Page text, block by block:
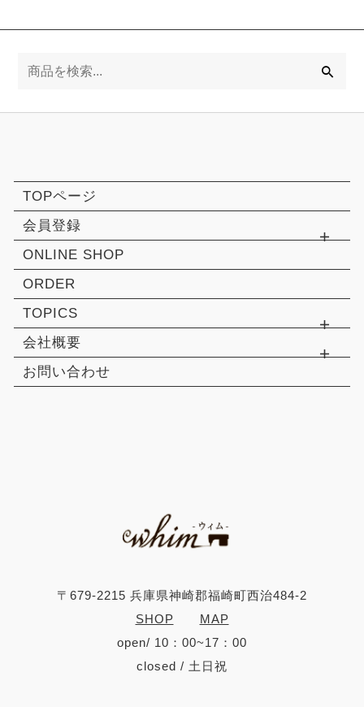
〒679-2215 兵庫県神崎郡福崎町西治484-2
SHOP
MAP
open/ 10：00~17：00
closed / 土日祝
TOPページ
会員登録
ONLINE SHOP
ORDER
TOPICS
会社概要
お問い合わせ